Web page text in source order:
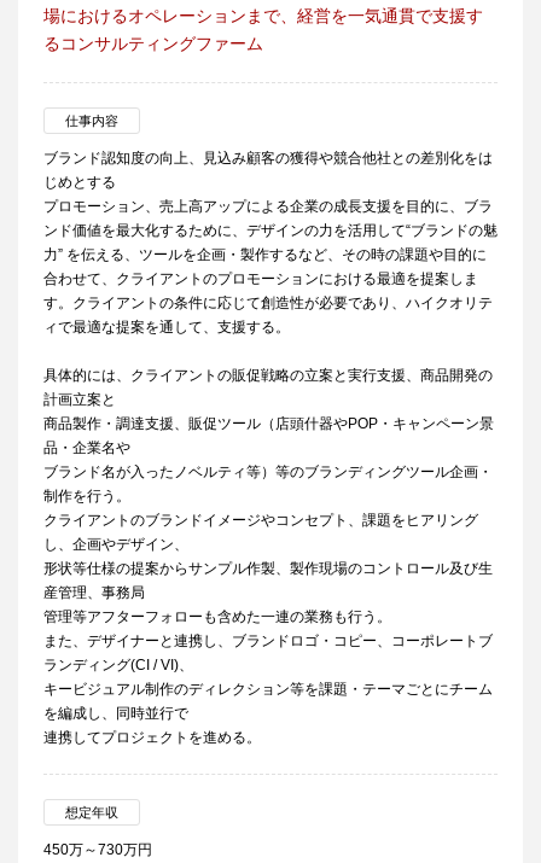
場におけるオペレーションまで、経営を一気通貫で支援す
るコンサルティングファーム
仕事内容
ブランド認知度の向上、見込み顧客の獲得や競合他社との差別化をは
じめとする
プロモーション、売上高アップによる企業の成長支援を目的に、ブラ
ンド価値を最大化するために、デザインの力を活用して“ブランドの魅
力” を伝える、ツールを企画・製作するなど、その時の課題や目的に
合わせて、クライアントのプロモーションにおける最適を提案しま
す。クライアントの条件に応じて創造性が必要であり、ハイクオリテ
ィで最適な提案を通して、支援する。
具体的には、クライアントの販促戦略の立案と実行支援、商品開発の
計画立案と
商品製作・調達支援、販促ツール（店頭什器やPOP・キャンペーン景
品・企業名や
ブランド名が入ったノベルティ等）等のブランディングツール企画・
制作を行う。
クライアントのブランドイメージやコンセプト、課題をヒアリング
し、企画やデザイン、
形状等仕様の提案からサンプル作製、製作現場のコントロール及び生
産管理、事務局
管理等アフターフォローも含めた一連の業務も行う。
また、デザイナーと連携し、ブランドロゴ・コピー、コーポレートブ
ランディング(CI / VI)、
キービジュアル制作のディレクション等を課題・テーマごとにチーム
を編成し、同時並行で
連携してプロジェクトを進める。
想定年収
450万～730万円